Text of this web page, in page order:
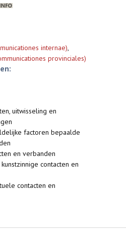
internae),
provinciales)
uitwisseling en
factoren bepaalde
en verbanden
contacten en
contacten en